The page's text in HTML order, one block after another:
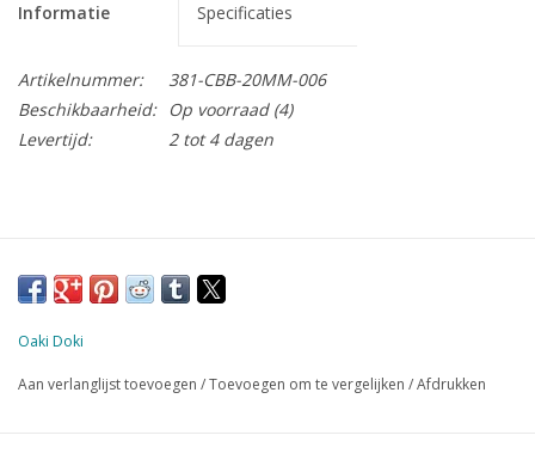
Informatie Specificaties
Artikelnummer:
381-CBB-20MM-006
Beschikbaarheid:
Op voorraad(4)
Levertijd:
2 tot 4 dagen
Oaki Doki
Aan verlanglijst toevoegen /Toevoegen om te vergelijken /Afdrukken